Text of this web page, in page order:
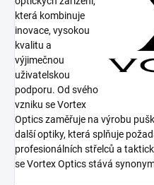
která kombinuje
inovace, vysokou
kvalitu a
výjimečnou
uživatelskou
podporu. Od svého
vzniku se Vortex
Optics zaměřuje na výrobu
další optiky, která splňuje
profesionálních střelců a
se Vortex Optics stává